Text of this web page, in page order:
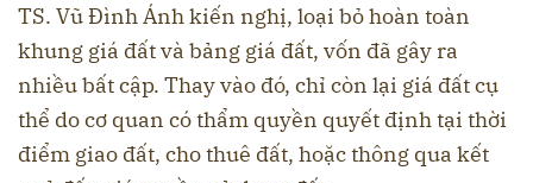
TS. Vũ Đình Ánh kiến nghị, loại bỏ hoàn toàn
khung giá đất và bảng giá đất, vốn đã gây ra
nhiều bất cập. Thay vào đó, chỉ còn lại giá đất cụ
thể do cơ quan có thẩm quyền quyết định tại thời
điểm giao đất, cho thuê đất, hoặc thông qua kết